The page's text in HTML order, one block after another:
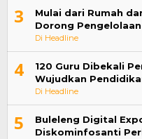
3
Mulai dari Rumah
Dorong
Di Headline
4
120 Guru Dibekali
Wujudkan
Di Headline
5
Buleleng Digital
Diskominfosanti